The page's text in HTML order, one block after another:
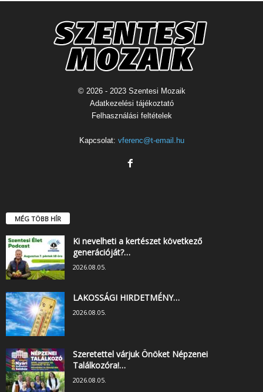
© 2026 - 2023 Szentesi Mozaik
Adatkezelési tájékoztató
Felhasználási feltételek
Kapcsolat: vferenc@t-email.hu
MÉG TÖBB HÍR
Ki nevelheti a kertészet következő
generációját?…
2026.08.05.
LAKOSSÁGI HIRDETMÉNY…
2026.08.05.
Szeretettel várjuk Önöket Népzenei
Találkozóra!…
2026.08.05.